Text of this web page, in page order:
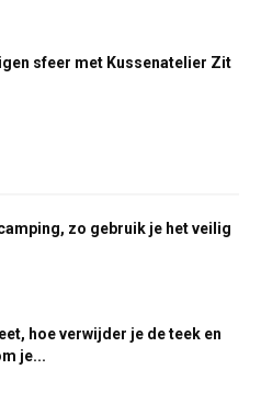
sfeer met Kussenatelier Zit
zo gebruik je het veilig
hoe verwijder je de teek en
je...